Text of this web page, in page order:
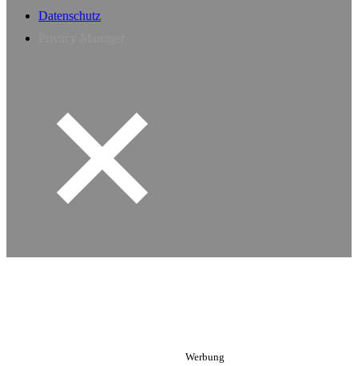
Datenschutz